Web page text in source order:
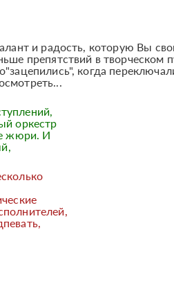
и радость, которую Вы
препятствий в творческом
когда
оркестр
жюри. И